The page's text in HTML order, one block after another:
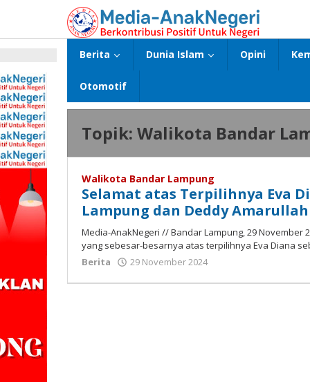
konten
Berita
Dunia Islam Opini
Otomotif
Topik: Walikota Bandar
Walikota Bandar Lampung
Selamat atas Terpilihnya Eva
Lampung dan Deddy
Media-AnakNegeri // Bandar Lampung, 29 November
yang sebesar-besarnya atas terpilihnya Eva Diana
Berita
29 November 2024
Anak